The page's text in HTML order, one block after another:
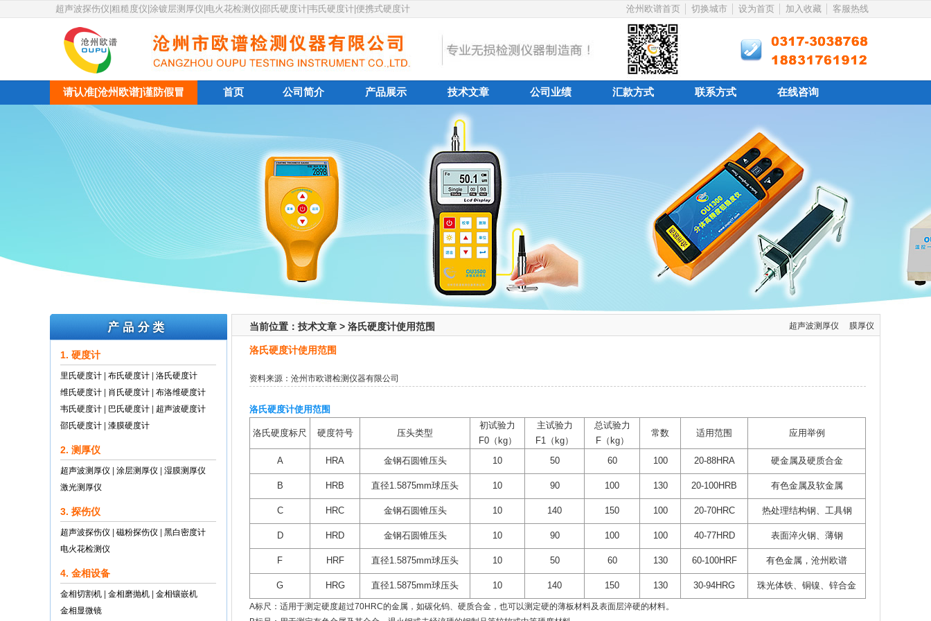
超声波探伤仪|粗糙度仪|涂镀层测厚仪|电火花检测仪|邵氏硬度计|韦氏硬度计|便携式硬度计 沧州欧谱首页 切换城市 设为首页 加入收藏 客服热线
请认准[沧州欧谱]谨防假冒 首页 公司简介 产品展示 技术文章 公司业绩 汇款方式 联系方式 在线咨询
1. 硬度计
里氏硬度计 布氏硬度计
洛氏硬度计
维氏硬度计
肖氏硬度计
布洛维硬度计
韦氏硬度计
巴氏硬度计
超声波硬度计
邵氏硬度计
漆膜硬度计
2. 测厚仪
超声波测厚仪 涂层测厚仪
湿膜测厚仪
激光测厚仪
3. 探伤仪
超声波探伤仪 磁粉探伤仪
黑白密度计
电火花检测仪
4. 金相设备
金相切割机 金相磨抛机
金相镶嵌机
金相显微镜
当前位置： 技术文章 > 洛氏硬度计使用范围 超声波测厚仪 膜厚仪
洛氏硬度计使用范围
资料来源：沧州市欧谱检测仪器有限公司
洛氏硬度计使用范围
洛氏硬度标尺 硬度符号 压头类型
初试验力
F0（kg）
主试验力
F1（kg）
总试验力
F（kg）
常数 适用范围 应用举例
A HRA 金钢石圆锥压头 10 50 60 100 20-88HRA 硬金属及硬质合金
B HRB 直径1.5875mm球压头 10 90 100 130 20-100HRB 有色金属及软金属
C HRC 金钢石圆锥压头 10 140 150 100 20-70HRC 热处理结构钢、工具钢
D HRD 金钢石圆锥压头 10 90 100 100 40-77HRD 表面淬火钢、薄钢
F HRF 直径1.5875mm球压头 10 50 60 130 60-100HRF 有色金属，沧州欧谱
G HRG 直径1.5875mm球压头 10 140 150 130 30-94HRG 珠光体铁、铜镍、锌合金
A标尺：适用于测定硬度超过70HRC的金属，如碳化钨、硬质合金，也可以测定硬的薄板材料及表面层淬硬的材料。